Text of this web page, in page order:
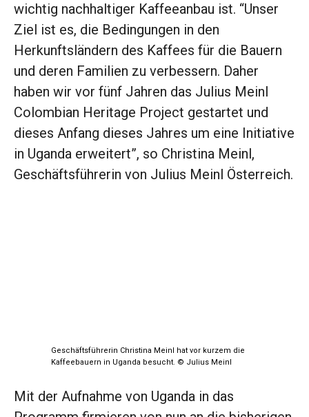
wichtig nachhaltiger Kaffeeanbau ist. “Unser
Ziel ist es, die Bedingungen in den
Herkunftsländern des Kaffees für die Bauern
und deren Familien zu verbessern. Daher
haben wir vor fünf Jahren das Julius Meinl
Colombian Heritage Project gestartet und
dieses Anfang dieses Jahres um eine Initiative
in Uganda erweitert”, so Christina Meinl,
Geschäftsführerin von Julius Meinl Österreich.
Geschäftsführerin Christina Meinl hat vor kurzem die
Kaffeebauern in Uganda besucht. © Julius Meinl
Mit der Aufnahme von Uganda in das